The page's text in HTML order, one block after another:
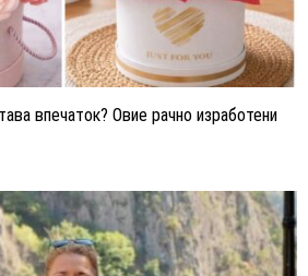
впечаток? Овие рачно изработени